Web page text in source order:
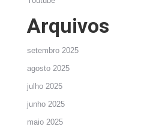
Arquivos
setembro 2025
agosto 2025
julho 2025
junho 2025
maio 2025